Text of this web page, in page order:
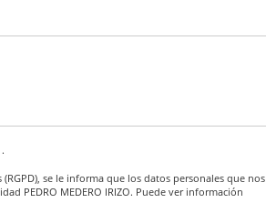
se le informa que los datos personales que nos
PEDRO MEDERO IRIZO. Puede ver información